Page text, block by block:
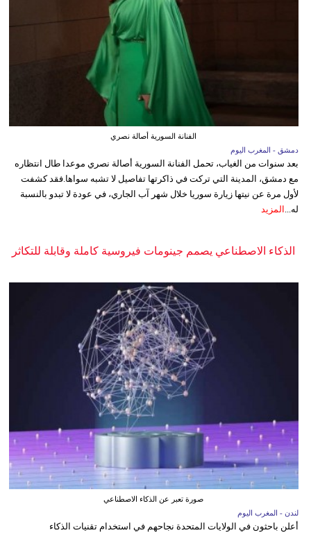
الفنانة السورية أصالة نصري
دمشق - المغرب اليوم
بعد سنوات من الغياب، تحمل الفنانة السورية أصالة نصري موعدا طال انتظاره
مع دمشق، المدينة التي تركت في ذاكرتها تفاصيل لا تشبه سواها.فقد كشفت
لأول مرة عن نيتها زيارة سوريا خلال شهر آب الجاري، في عودة لا تبدو بالنسبة
له...
المزيد
الذكاء الاصطناعي يصمم جينومات فيروسية كاملة وقابلة للتكاثر
صورة تعبر عن الذكاء الاصطناعي
لندن - المغرب اليوم
أعلن باحثون في الولايات المتحدة نجاحهم في استخدام تقنيات الذكاء